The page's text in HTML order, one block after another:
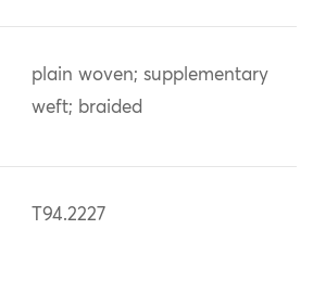
plain woven; supplementary
weft; braided
T94.2227